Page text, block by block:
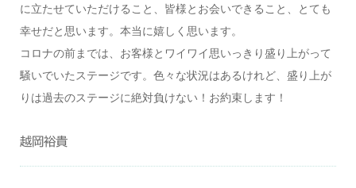
に立たせていただけること、皆様とお会いできること、とても
幸せだと思います。本当に嬉しく思います。
コロナの前までは、お客様とワイワイ思いっきり盛り上がって
騒いでいたステージです。色々な状況はあるけれど、盛り上が
りは過去のステージに絶対負けない！お約束します！
越岡裕貴